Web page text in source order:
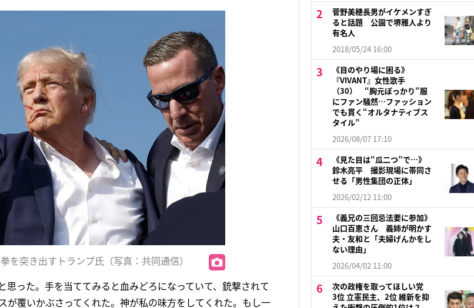
を突き出すトランプ氏（写真：共同通信）
思った。手を当ててみると血みどろになっていて、銃撃されて
が覆いかぶさってくれた。神が私の味方をしてくれた。もし一
菅野美穂長男がイケメンすぎ
ると話題 公園で堺雅人より
有名人
2018/05/24 16:00
《目のやり場に困る》
『VIVANT』女性歌手
（30） “胸元ぽっかり”服
にファン騒然…ファッション
でも貫く“オルタナティブス
タイル”
2026/08/07 17:10
《見た目は“瓜二つ”で…》
鈴木亮平 撮影現場に帯同さ
せる「男性集団の正体」
2026/02/12 11:00
《義兄の三回忌法要に参加》
山口百恵さん 義姉が明かす
夫・友和と「夫婦げんかをし
ない理由」
2026/04/02 11:00
次の政権を取ってほしい党
3位 立憲民主、2位 維新を抑